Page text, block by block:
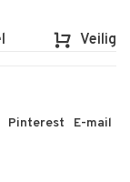
Veilig
Pinterest E-mail